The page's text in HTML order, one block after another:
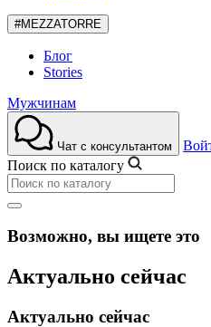
#MEZZATORRE
Блог
Stories
Мужчинам
Чат с консультантом
Поиск по каталогу
Возможно, вы ищете это
Актуально сейчас
Актуально сейчас